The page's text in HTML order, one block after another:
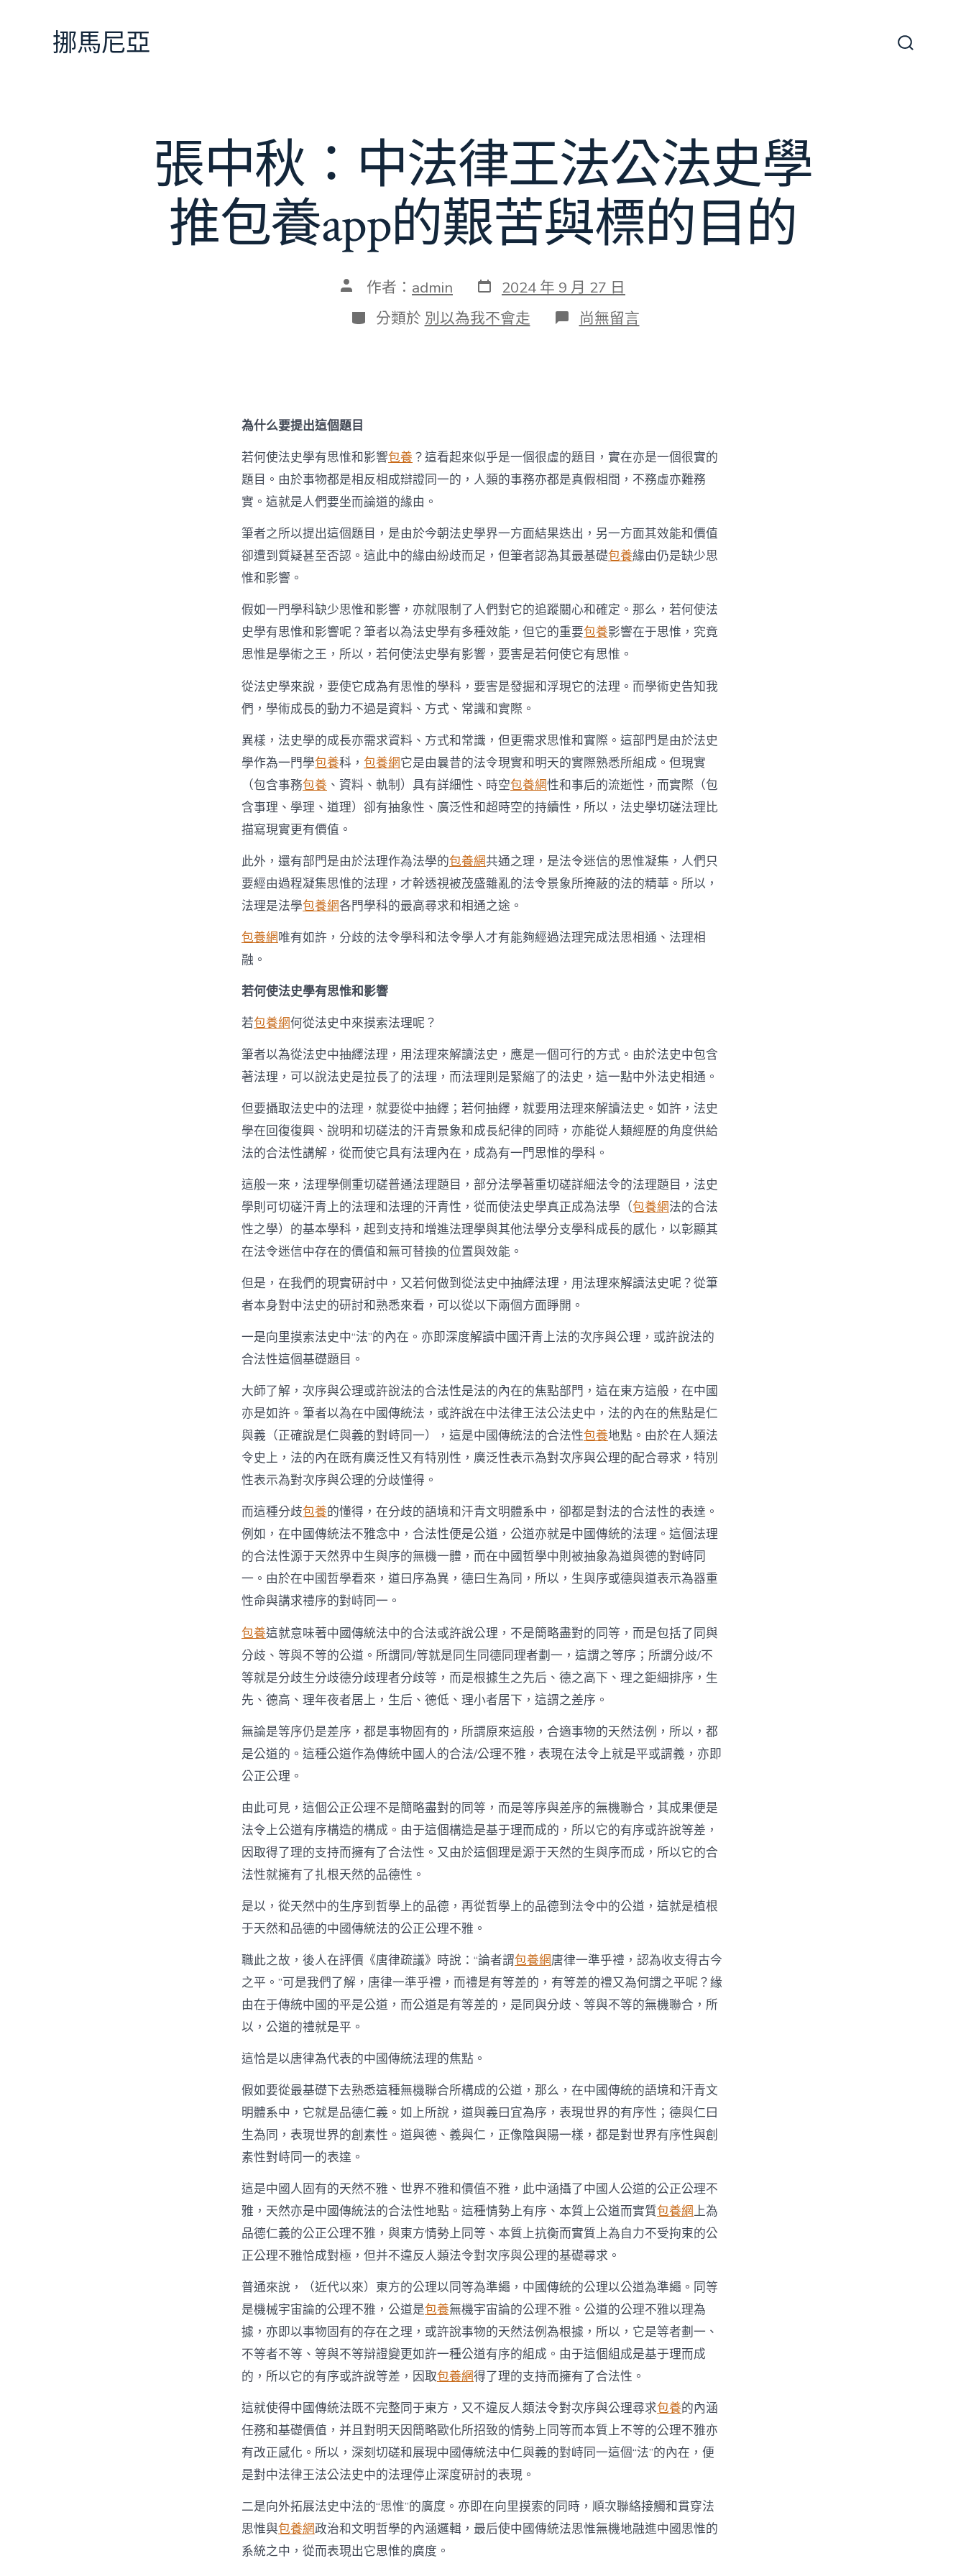
挪馬尼亞
張中秋：中法律王法公法史學
推包養app的艱苦與標的目的
文
作
者
作者： admin 發
表
日
期
2024 年 9 月 27 日
分
類
分類於 別以為我不會走 在
〈張
公
法
史
學
養
app
的
與
標
的
目
的〉
中
尚無留言
為什么要提出這個題目
若何使法史學有思惟和影響包養 ？這看起來似乎是一個很虛的題目，實在亦是一個很實的
題目。由於事物都是相反相成辯證同一的，人類的事務亦都是真假相間，不務虛亦難務
實。這就是人們要坐而論道的緣由。
筆者之所以提出這個題目，是由於今朝法史學界一方面結果迭出，另一方面其效能和價值
卻遭到質疑甚至否認。這此中的緣由紛歧而足，但筆者認為其最基礎包養緣由仍是缺少思
惟和影響。
假如一門學科缺少思惟和影響，亦就限制了人們對它的追蹤關心和確定。那么，若何使法
史學有思惟和影響呢？筆者以為法史學有多種效能，但它的重要包養影響在于思惟，究竟
思惟是學術之王，所以，若何使法史學有影響，要害是若何使它有思惟。
從法史學來說，要使它成為有思惟的學科，要害是發掘和浮現它的法理。而學術史告知我
們，學術成長的動力不過是資料、方式、常識和實際。
異樣，法史學的成長亦需求資料、方式和常識，但更需求思惟和實際。這部門是由於法史
學作為一門學包養科， 包養網它是由曩昔的法令現實和明天的實際熟悉所組成。但現實
（包含事務包養 、資料、軌制）具有詳細性、時空包養網性和事后的流逝性，而實際（包
含事理、學理、道理）卻有抽象性、廣泛性和超時空的持續性，所以，法史學切磋法理比
描寫現實更有價值。
此外，還有部門是由於法理作為法學的包養網共通之理，是法令迷信的思惟凝集，人們只
要經由過程凝集思惟的法理，才幹透視被茂盛雜亂的法令景象所掩蔽的法的精華。所以，
法理是法學包養網各門學科的最高尋求和相通之途。
包養網唯有如許，分歧的法令學科和法令學人才有能夠經過法理完成法思相通、法理相
融。
若何使法史學有思惟和影響
若包養網何從法史中來摸索法理呢？
筆者以為從法史中抽繹法理，用法理來解讀法史，應是一個可行的方式。由於法史中包含
著法理，可以說法史是拉長了的法理，而法理則是緊縮了的法史，這一點中外法史相通。
但要攝取法史中的法理，就要從中抽繹；若何抽繹，就要用法理來解讀法史。如許，法史
學在回復復興、說明和切磋法的汗青景象和成長紀律的同時，亦能從人類經歷的角度供給
法的合法性講解，從而使它具有法理內在，成為有一門思惟的學科。
這般一來，法理學側重切磋普通法理題目，部分法學著重切磋詳細法令的法理題目，法史
學則可切磋汗青上的法理和法理的汗青性，從而使法史學真正成為法學（包養網法的合法
性之學）的基本學科，起到支持和增進法理學與其他法學分支學科成長的感化，以彰顯其
在法令迷信中存在的價值和無可替換的位置與效能。
但是，在我們的現實研討中，又若何做到從法史中抽繹法理，用法理來解讀法史呢？從筆
者本身對中法史的研討和熟悉來看，可以從以下兩個方面睜開。
一是向里摸索法史中“法”的內在。亦即深度解讀中國汗青上法的次序與公理，或許說法的
合法性這個基礎題目。
大師了解，次序與公理或許說法的合法性是法的內在的焦點部門，這在東方這般，在中國
亦是如許。筆者以為在中國傳統法，或許說在中法律王法公法史中，法的內在的焦點是仁
與義（正確說是仁與義的對峙同一），這是中國傳統法的合法性包養地點。由於在人類法
令史上，法的內在既有廣泛性又有特別性，廣泛性表示為對次序與公理的配合尋求，特別
性表示為對次序與公理的分歧懂得。
而這種分歧包養的懂得，在分歧的語境和汗青文明體系中，卻都是對法的合法性的表達。
例如，在中國傳統法不雅念中，合法性便是公道，公道亦就是中國傳統的法理。這個法理
的合法性源于天然界中生與序的無機一體，而在中國哲學中則被抽象為道與德的對峙同
一。由於在中國哲學看來，道曰序為異，德曰生為同，所以，生與序或德與道表示為器重
性命與講求禮序的對峙同一。
包養這就意味著中國傳統法中的合法或許說公理，不是簡略盡對的同等，而是包括了同與
分歧、等與不等的公道。所謂同/等就是同生同德同理者劃一，這謂之等序；所謂分歧/不
等就是分歧生分歧德分歧理者分歧等，而是根據生之先后、德之高下、理之鉅細排序，生
先、德高、理年夜者居上，生后、德低、理小者居下，這謂之差序。
無論是等序仍是差序，都是事物固有的，所謂原來這般，合適事物的天然法例，所以，都
是公道的。這種公道作為傳統中國人的合法/公理不雅，表現在法令上就是平或謂義，亦即
公正公理。
由此可見，這個公正公理不是簡略盡對的同等，而是等序與差序的無機聯合，其成果便是
法令上公道有序構造的構成。由于這個構造是基于理而成的，所以它的有序或許說等差，
因取得了理的支持而擁有了合法性。又由於這個理是源于天然的生與序而成，所以它的合
法性就擁有了扎根天然的品德性。
是以，從天然中的生序到哲學上的品德，再從哲學上的品德到法令中的公道，這就是植根
于天然和品德的中國傳統法的公正公理不雅。
職此之故，後人在評價《唐律疏議》時說：“論者謂包養網唐律一準乎禮，認為收支得古今
之平。”可是我們了解，唐律一準乎禮，而禮是有等差的，有等差的禮又為何謂之平呢？緣
由在于傳統中國的平是公道，而公道是有等差的，是同與分歧、等與不等的無機聯合，所
以，公道的禮就是平。
這恰是以唐律為代表的中國傳統法理的焦點。
假如要從最基礎下去熟悉這種無機聯合所構成的公道，那么，在中國傳統的語境和汗青文
明體系中，它就是品德仁義。如上所說，道與義曰宜為序，表現世界的有序性；德與仁曰
生為同，表現世界的創素性。道與德、義與仁，正像陰與陽一樣，都是對世界有序性與創
素性對峙同一的表達。
這是中國人固有的天然不雅、世界不雅和價值不雅，此中涵攝了中國人公道的公正公理不
雅，天然亦是中國傳統法的合法性地點。這種情勢上有序、本質上公道而實質包養網上為
品德仁義的公正公理不雅，與東方情勢上同等、本質上抗衡而實質上為自力不受拘束的公
正公理不雅恰成對極，但并不違反人類法令對次序與公理的基礎尋求。
普通來說，（近代以來）東方的公理以同等為準繩，中國傳統的公理以公道為準繩。同等
是機械宇宙論的公理不雅，公道是包養無機宇宙論的公理不雅。公道的公理不雅以理為
據，亦即以事物固有的存在之理，或許說事物的天然法例為根據，所以，它是等者劃一、
不等者不等、等與不等辯證變更如許一種公道有序的組成。由于這個組成是基于理而成
的，所以它的有序或許說等差，因取包養網得了理的支持而擁有了合法性。
這就使得中國傳統法既不完整同于東方，又不違反人類法令對次序與公理尋求包養的內涵
任務和基礎價值，并且對明天因簡略歐化所招致的情勢上同等而本質上不等的公理不雅亦
有改正感化。所以，深刻切磋和展現中國傳統法中仁與義的對峙同一這個“法”的內在，便
是對中法律王法公法史中的法理停止深度研討的表現。
二是向外拓展法史中法的“思惟”的廣度。亦即在向里摸索的同時，順次聯絡接觸和貫穿法
思惟與包養網政治和文明哲學的內涵邏輯，最后使中國傳統法思惟無機地融進中國思惟的
系統之中，從而表現出它思惟的廣度。